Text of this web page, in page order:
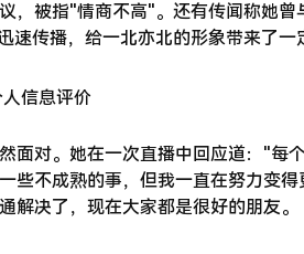
，被指"情商不高"。还有传闻称她
传播，给一北亦北的形象带来了一
面对。她在一次直播中回应道："每
些不成熟的事，但我一直在努力变
解决了，现在大家都是很好的朋友。